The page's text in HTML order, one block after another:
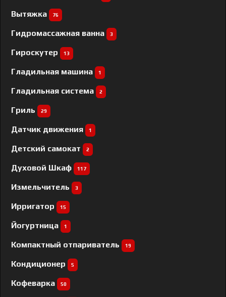
Вытяжка 76
Гидромассажная ванна 3
Гироскутер 13
Гладильная машина 1
Гладильная система 2
Гриль 29
Датчик движения 1
Детский самокат 2
Духовой Шкаф 117
Измельчитель 3
Ирригатор 15
Йогуртница 1
Компактный отпариватель 19
Кондиционер 5
Кофеварка 50